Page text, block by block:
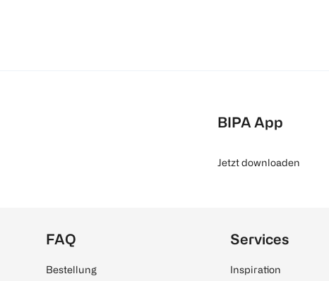
BIPA App
Jetzt downloaden
FAQ
Bestellung
Services
Inspiration